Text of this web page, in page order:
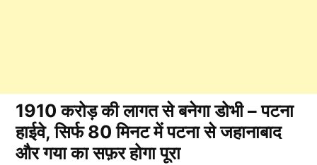
1910 करोड़ की लागत से बनेगा डोभी – पटना
हाईवे, सिर्फ 80 मिनट में पटना से जहानाबाद
और गया का सफ़र होगा पूरा